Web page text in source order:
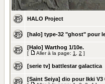
HALO Project
[halo] type-32 "ghost" pour
[Halo] Warthog 1/10e.
[ Aller à la page: 1 2 ]
[serie tv] battlestar galactica
[Saint Seiya] dio pour Ikki V3